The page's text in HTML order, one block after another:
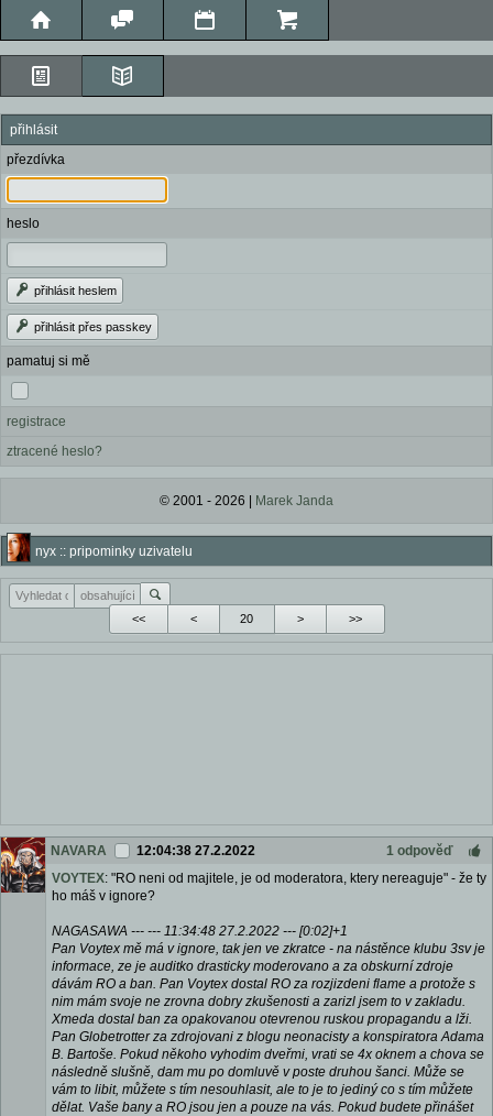
přihlásit
přezdívka
heslo
přihlásit heslem
přihlásit přes passkey
pamatuj si mě
registrace
ztracené heslo?
© 2001 - 2026 | Marek Janda
nyx :: pripominky uzivatelu
<< < > >>
NAVARA 12:04:38 27.2.2022
1 odpověď
VOYTEX: "RO neni od majitele, je od moderatora, ktery nereaguje" - že ty
ho máš v ignore?
NAGASAWA --- --- 11:34:48 27.2.2022 --- [0:02]+1
Pan Voytex mě má v ignore, tak jen ve zkratce - na nástěnce klubu 3sv je
informace, ze je auditko drasticky moderovano a za obskurní zdroje
dávám RO a ban. Pan Voytex dostal RO za rozjizdeni flame a protože s
nim mám svoje ne zrovna dobry zkušenosti a zarizl jsem to v zakladu.
Xmeda dostal ban za opakovanou otevrenou ruskou propagandu a lži.
Pan Globetrotter za zdrojovani z blogu neonacisty a konspiratora Adama
B. Bartoše. Pokud někoho vyhodim dveřmi, vrati se 4x oknem a chova se
následně slušně, dam mu po domluvě v poste druhou šanci. Může se
vám to libit, můžete s tím nesouhlasit, ale to je to jediný co s tím můžete
dělat. Vaše bany a RO jsou jen a pouze na vás. Pokud budete přinášet